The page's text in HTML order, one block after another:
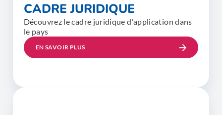
CADRE JURIDIQUE
Découvrez le cadre juridique d'application dans
le pays
EN SAVOIR PLUS